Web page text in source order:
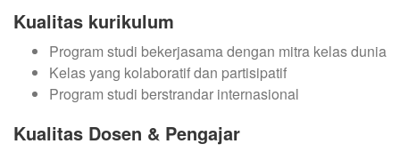
Kualitas kurikulum
Program studi bekerjasama dengan mitra kelas dunia
Kelas yang kolaboratif dan partisipatif
Program studi berstrandar internasional
Kualitas Dosen & Pengajar